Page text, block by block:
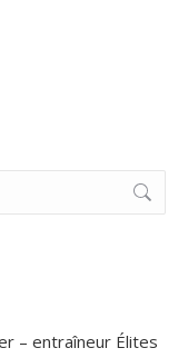
– entraîneur Élites